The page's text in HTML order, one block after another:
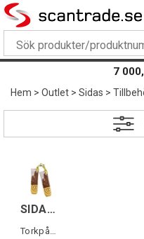
7
Hem>Outlet>Sidas>
SIDAS DRYER BAGS CEDAR WOOD (1 par)